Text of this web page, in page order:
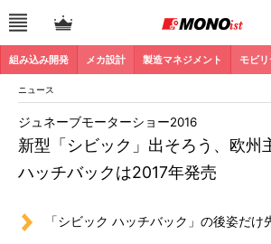
組み込み開発 メカ設計 製造マネジメント モビリ
ニュース
新型「シビック」出そろう、欧州
ハッチバックは2017年発売
ジュネーブモーターショー2016
「シビック ハッチバック」の後姿だけ